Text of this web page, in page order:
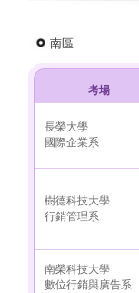
南區
考場
長榮大學
國際企業系
樹德科技大學
行銷管理系
南榮科技大學
數位行銷與廣告系